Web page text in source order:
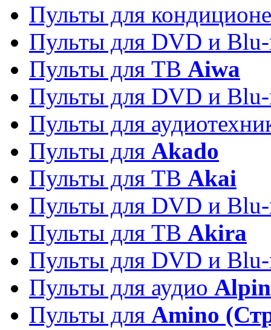
Пульты для
Пульты для DVD и
Пульты для ТВ Aiwa
Пульты для DVD и
Пульты для
Пульты для Akado
Пульты для ТВ Akai
Пульты для DVD и
Пульты для ТВ Akira
Пульты для DVD и
Пульты для аудио
Пульты для Amino